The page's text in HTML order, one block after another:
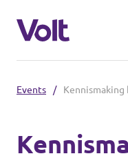
Afdelingen in
Volt Amsterdam
Events / Kennismaking